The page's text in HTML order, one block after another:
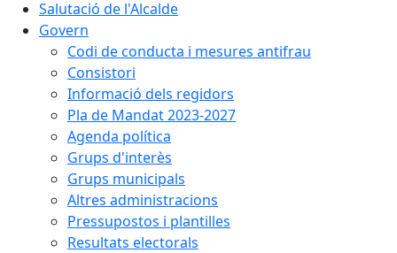
Salutació de l'Alcalde
Govern
Codi de conducta i mesures antifrau
Consistori
Informació dels regidors
Pla de Mandat 2023-2027
Agenda política
Grups d'interès
Grups municipals
Altres administracions
Pressupostos i plantilles
Resultats electorals